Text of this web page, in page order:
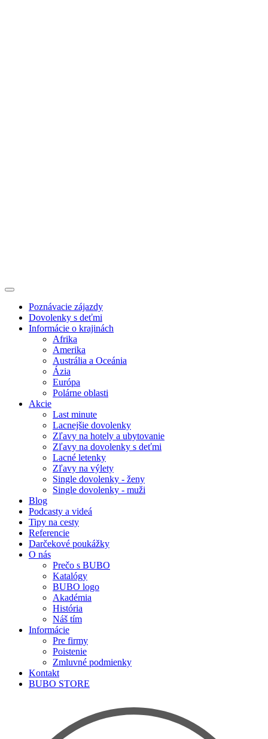
Poznávacie zájazdy
Dovolenky s deťmi
Informácie o krajinách
Afrika
Amerika
Austrália a Oceánia
Ázia
Európa
Polárne oblasti
Akcie
Last minute
Lacnejšie dovolenky
Zľavy na hotely a ubytovanie
Zľavy na dovolenky s deťmi
Lacné letenky
Zľavy na výlety
Single dovolenky - ženy
Single dovolenky - muži
Blog
Podcasty a videá
Tipy na cesty
Referencie
Darčekové poukážky
O nás
Prečo s BUBO
Katalógy
BUBO logo
Akadémia
História
Náš tím
Informácie
Pre firmy
Poistenie
Zmluvné podmienky
Kontakt
BUBO STORE